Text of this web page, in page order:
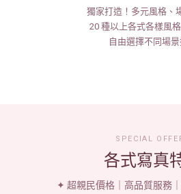
獨家打造！多元風格、
20 種以上各式各樣風
自由選擇不同場
SPECIAL
各式寫真
✦ 超親民價格｜高品質服務